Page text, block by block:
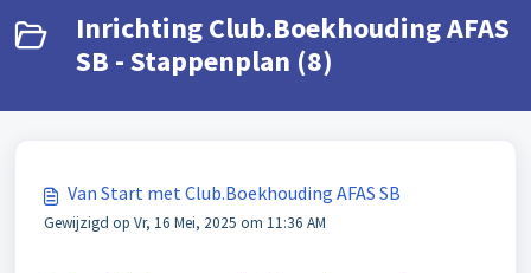
Inrichting Club.Boekhouding AFAS
SB - Stappenplan (8)
Van Start met Club.Boekhouding AFAS SB
Gewijzigd op Vr, 16 Mei, 2025 om 11:36 AM